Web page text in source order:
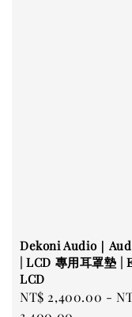
Dekoni Audio｜
| LCD 專用耳罩墊 |
LCD
Regular
NT$ 2,400.00 -